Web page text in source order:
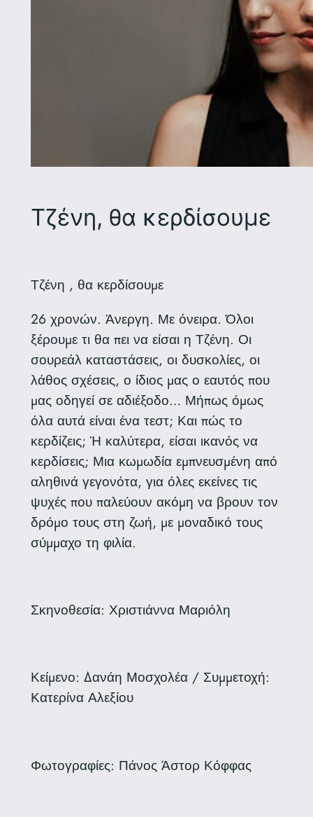
Τζένη, θα κερδίσουμε
Τζένη , θα κερδίσουμε
26 χρονών. Άνεργη. Με όνειρα. Όλοι
ξέρουμε τι θα πει να είσαι η Τζένη. Οι
σουρεάλ καταστάσεις, οι δυσκολίες, οι
λάθος σχέσεις, ο ίδιος μας ο εαυτός που
μας οδηγεί σε αδιέξοδο… Μήπως όμως
όλα αυτά είναι ένα τεστ; Και πώς το
κερδίζεις; Ή καλύτερα, είσαι ικανός να
κερδίσεις; Μια κωμωδία εμπνευσμένη από
αληθινά γεγονότα, για όλες εκείνες τις
ψυχές που παλεύουν ακόμη να βρουν τον
δρόμο τους στη ζωή, με μοναδικό τους
σύμμαχο τη φιλία.
Σκηνοθεσία: Χριστιάννα Μαριόλη
Κείμενο: Δανάη Μοσχολέα / Συμμετοχή:
Κατερίνα Αλεξίου
Φωτογραφίες: Πάνος Άστορ Κόφφας